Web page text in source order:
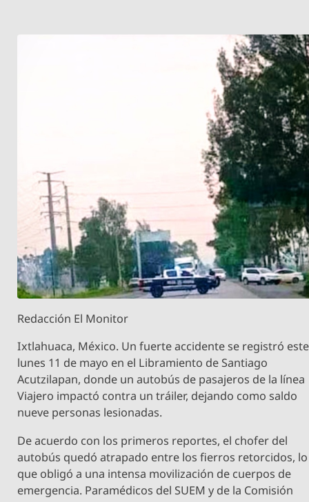
Redacción El Monitor
Ixtlahuaca, México. Un fuerte accidente se registró este
lunes 11 de mayo en el Libramiento de Santiago
Acutzilapan, donde un autobús de pasajeros de la línea
Viajero impactó contra un tráiler, dejando como saldo
nueve personas lesionadas.
De acuerdo con los primeros reportes, el chofer del
autobús quedó atrapado entre los fierros retorcidos, lo
que obligó a una intensa movilización de cuerpos de
emergencia. Paramédicos del SUEM y de la Comisión